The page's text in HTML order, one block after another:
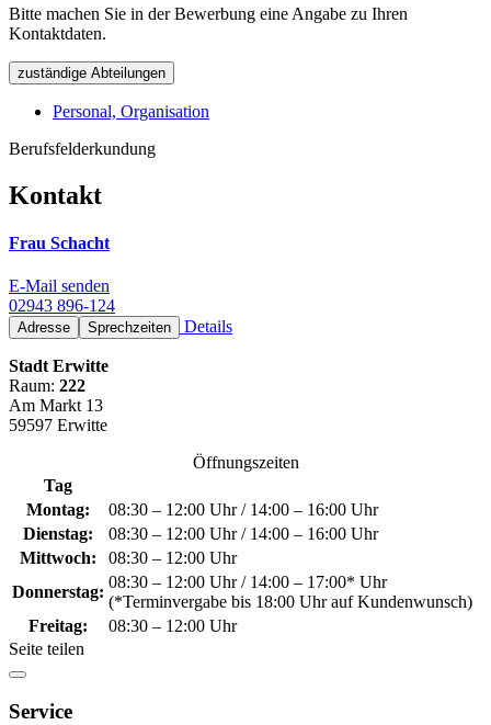
Bitte machen Sie in der Bewerbung eine Angabe zu Ihren
Kontaktdaten.
zuständige Abteilungen
Personal, Organisation
Berufsfelderkundung
Kontakt
Frau Schacht
E-Mail senden
02943 896-124
Adresse Sprechzeiten Details
Stadt Erwitte
Raum: 222
Am Markt 13
59597 Erwitte
Öffnungszeiten
Tag
Montag:
08:30 – 12:00 Uhr / 14:00 – 16:00 Uhr
Dienstag:
08:30 – 12:00 Uhr / 14:00 – 16:00 Uhr
Mittwoch:
08:30 – 12:00 Uhr
Donnerstag:
08:30 – 12:00 Uhr / 14:00 – 17:00* Uhr
(*Terminvergabe bis 18:00 Uhr auf Kundenwunsch)
Freitag:
08:30 – 12:00 Uhr
Seite teilen
Service